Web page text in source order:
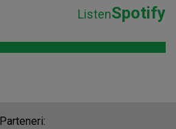
ListenSpotify
Parteneri: